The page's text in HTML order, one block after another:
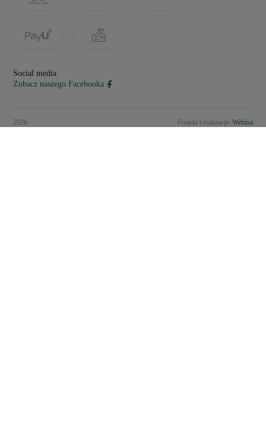
Social media
Zobacz naszego Facebooka
2026 Projekt i realizacja: Webixa